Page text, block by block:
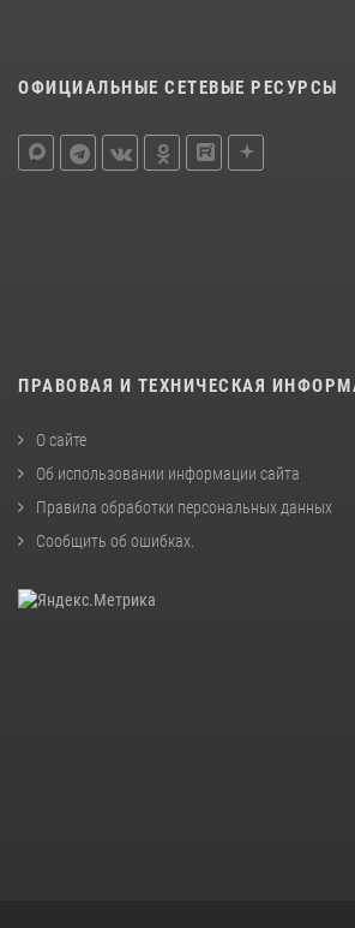
ОФИЦИАЛЬНЫЕ СЕТЕВЫЕ РЕСУРСЫ
ПРАВОВАЯ И ТЕХНИЧЕСКАЯ
О сайте
Об использовании информации сайта
Правила обработки персональных данных
Сообщить об ошибках